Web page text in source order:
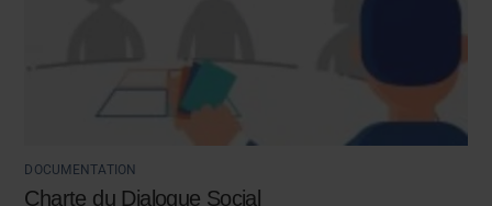
DOCUMENTATION
Charte du Dialogue Social